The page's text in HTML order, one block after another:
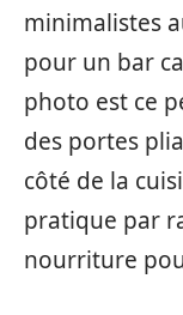
minimalistes
pour un bar
photo est ce
des portes
côté de la
pratique par
nourriture